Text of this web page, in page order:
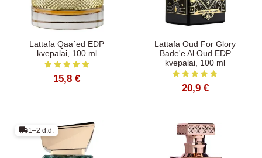
Lattafa Qaa´ed EDP
kvepalai, 100 ml
15,8 €
Lattafa Oud For Glory
Bade'e Al Oud EDP
kvepalai, 100 ml
20,9 €
1–2 d.d.